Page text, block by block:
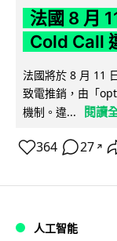
法國 8 月
Cold Call
法國將於 8 月 11
致電推銷，由「
機制。違...
閱讀
364 27 ↗
人工智能